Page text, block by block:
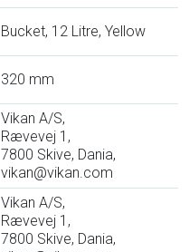
Bucket, 12 Litre, Yellow
320 mm
Vikan A/S,
Rævevej 1,
7800 Skive, Dania,
vikan@vikan.com
Vikan A/S,
Rævevej 1,
7800 Skive, Dania,